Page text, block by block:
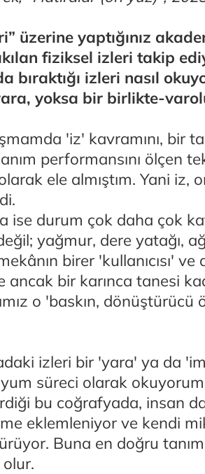
üzerine yaptığınız
fiziksel izleri takip
bıraktığı izleri nasıl
yoksa bir birlikte-
'iz' kavramını, bir
performansını ölçen
ele almıştım. Yani iz,
ise durum çok daha çok
yağmur, dere yatağı,
birer 'kullanıcısı'
ancak bir karınca tanesi
o 'baskın,
izleri bir 'yara' ya da
süreci olarak
bu coğrafyada, insan
eklemleniyor ve kendi
Buna en doğru